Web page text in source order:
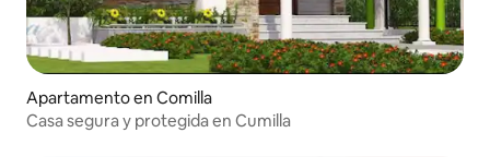
Apartamento en Comilla
Casa segura y protegida en Cumilla